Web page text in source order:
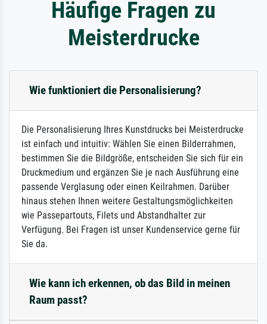
Häufige Fragen zu
Meisterdrucke
Wie funktioniert die Personalisierung?
Die Personalisierung Ihres Kunstdrucks bei Meisterdrucke
ist einfach und intuitiv: Wählen Sie einen Bilderrahmen,
bestimmen Sie die Bildgröße, entscheiden Sie sich für ein
Druckmedium und ergänzen Sie je nach Ausführung eine
passende Verglasung oder einen Keilrahmen. Darüber
hinaus stehen Ihnen weitere Gestaltungsmöglichkeiten
wie Passepartouts, Filets und Abstandhalter zur
Verfügung. Bei Fragen ist unser Kundenservice gerne für
Sie da.
Wie kann ich erkennen, ob das Bild in meinen
Raum passt?